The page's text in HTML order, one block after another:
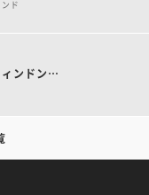
ド
スウィンドン・タウン